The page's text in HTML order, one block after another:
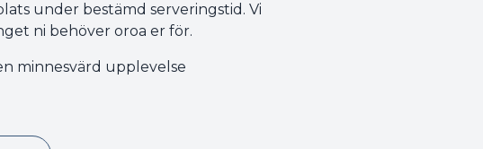
under bestämd serveringstid. Vi
ni behöver oroa er för.
minnesvärd upplevelse